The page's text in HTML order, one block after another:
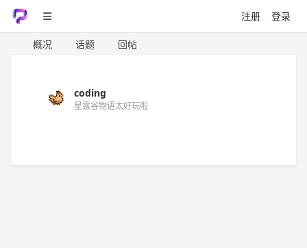
注册 登录
概况 话题 回帖
coding
星露谷物语太好玩啦